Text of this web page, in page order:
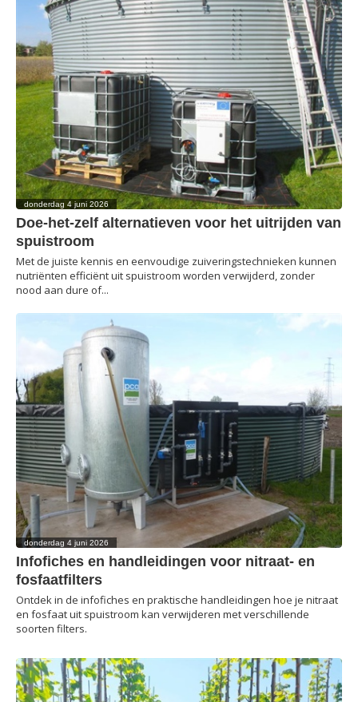
donderdag 4 juni 2026
Doe-het-zelf alternatieven voor het uitrijden van
spuistroom
Met de juiste kennis en eenvoudige zuiveringstechnieken kunnen
nutriënten efficiënt uit spuistroom worden verwijderd, zonder
nood aan dure of...
donderdag 4 juni 2026
Infofiches en handleidingen voor nitraat- en
fosfaatfilters
Ontdek in de infofiches en praktische handleidingen hoe je nitraat
en fosfaat uit spuistroom kan verwijderen met verschillende
soorten filters.